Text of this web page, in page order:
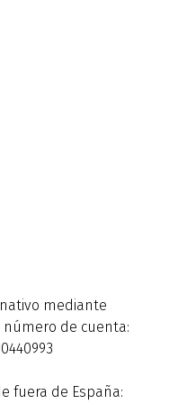
mediante
de cuenta:
fuera de España: